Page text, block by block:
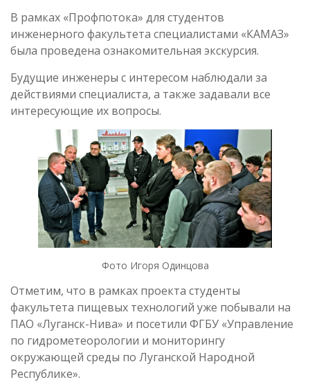
В рамках «Профпотока» для студентов
инженерного факультета специалистами «КАМАЗ»
была проведена ознакомительная экскурсия.
Будущие инженеры с интересом наблюдали за
действиями специалиста, а также задавали все
интересующие их вопросы.
Фото Игоря Одинцова
Отметим, что в рамках проекта студенты
факультета пищевых технологий уже побывали на
ПАО «Луганск-Нива» и посетили ФГБУ «Управление
по гидрометеорологии и мониторингу
окружающей среды по Луганской Народной
Республике».